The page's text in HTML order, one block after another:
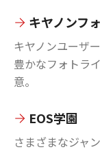
キヤノンフ
キヤノンユーザ
豊かなフォトラ
意。
EOS学園
さまざまなジャ